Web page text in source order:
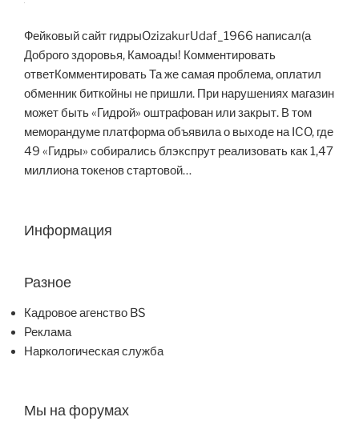
Фейковый сайт гидрыOzizakurUdaf_1966 написал(а
Доброго здоровья, Камоады! Комментировать
ответКомментировать Та же самая проблема, оплатил
обменник биткойны не пришли. При нарушениях магазин
может быть «Гидрой» оштрафован или закрыт. В том
меморандуме платформа объявила о выходе на ICO, где
49 «Гидры» собирались блэкспрут реализовать как 1,47
миллиона токенов стартовой…
Информация
Разное
Кадровое агенство BS
Реклама
Наркологическая служба
Мы на форумах